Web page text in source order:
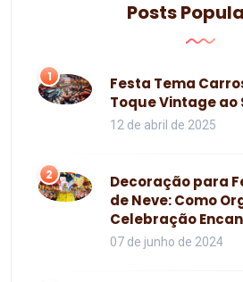
Posts
1
Festa Tema
Toque Vintage ao
12 de abril de 2025
2
Decoração para
de Neve: Como
Celebração
07 de junho de 2024